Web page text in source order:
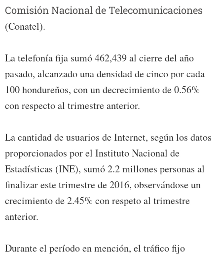
Comisión Nacional de Telecomunicaciones
(Conatel).
La telefonía fija sumó 462,439 al cierre del año
pasado, alcanzado una densidad de cinco por cada
100 hondureños, con un decrecimiento de 0.56%
con respecto al trimestre anterior.
La cantidad de usuarios de Internet, según los datos
proporcionados por el Instituto Nacional de
Estadísticas (INE), sumó 2.2 millones personas al
finalizar este trimestre de 2016, observándose un
crecimiento de 2.45% con respeto al trimestre
anterior.
Durante el período en mención, el tráfico fijo